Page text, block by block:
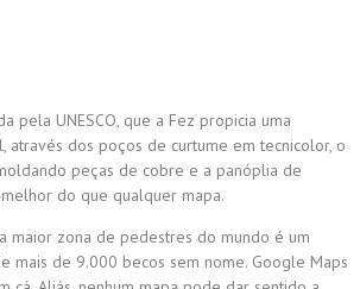
pela UNESCO, que a Fez propicia uma
através dos poços de curtume em tecnicolor, o
peças de cobre e a panóplia de
do que qualquer mapa.
maior zona de pedestres do mundo é um
mais de 9.000 becos sem nome. Google Maps